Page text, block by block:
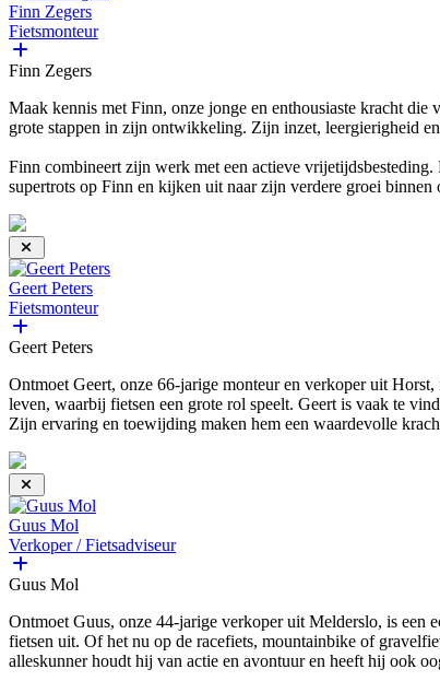
Finn Zegers
Fietsmonteur
Finn Zegers
Maak kennis met Finn, onze jonge en enthousiaste kracht
grote stappen in zijn ontwikkeling. Zijn inzet, leergierigheid
Finn combineert zijn werk met een actieve
supertrots op Finn en kijken uit naar zijn verdere groei binnen
Geert Peters
Fietsmonteur
Geert Peters
Ontmoet Geert, onze 66-jarige monteur en verkoper uit
leven, waarbij fietsen een grote rol speelt. Geert is vaak te
Zijn ervaring en toewijding maken hem een waardevolle
Guus Mol
Verkoper / Fietsadviseur
Guus Mol
Ontmoet Guus, onze 44-jarige verkoper uit Melderslo, is een
fietsen uit. Of het nu op de racefiets, mountainbike of
alleskunner houdt hij van actie en avontuur en heeft hij ook